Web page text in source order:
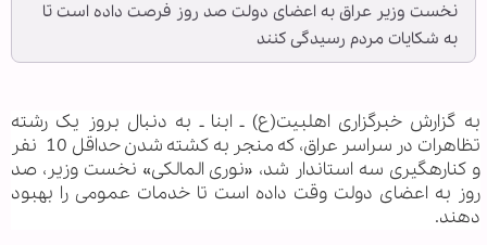
نخست وزیر عراق به اعضای دولت صد روز فرصت داده است تا
به شکایات مردم رسیدگی کنند
به گزارش خبرگزاری اهل‏بیت(ع) ـ ابنا ـ به دنبال بروز یک رشته
تظاهرات در سراسر عراق، که منجر به کشته شدن حداقل 10 نفر
و کناره‏گیری سه استاندار شد، «نوری المالکی» نخست وزیر، صد
روز به اعضای دولت وقت داده است تا خدمات عمومی را بهبود
دهند.